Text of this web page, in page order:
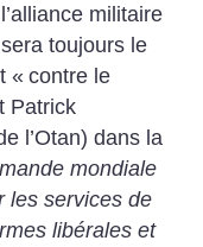
militaire
toujours le
« contre le
Patrick
l’Otan) dans la
mondiale
les services de
libérales et